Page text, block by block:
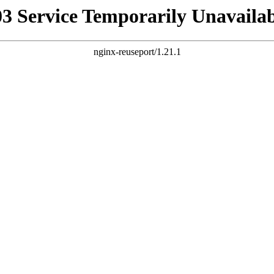
Service Temporarily
nginx-reuseport/1.21.1